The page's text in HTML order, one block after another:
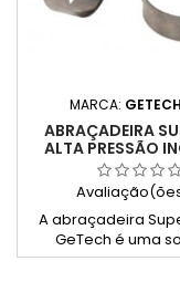
MARCA:
ABRAÇADEIRA
ALTA PRESSÃO
430
A abraçadeira
GeTech é uma
reforçada para